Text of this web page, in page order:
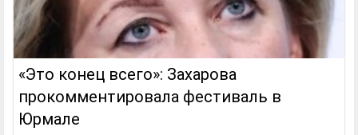
«Это конец всего»: Захарова
прокомментировала фестиваль в
Юрмале